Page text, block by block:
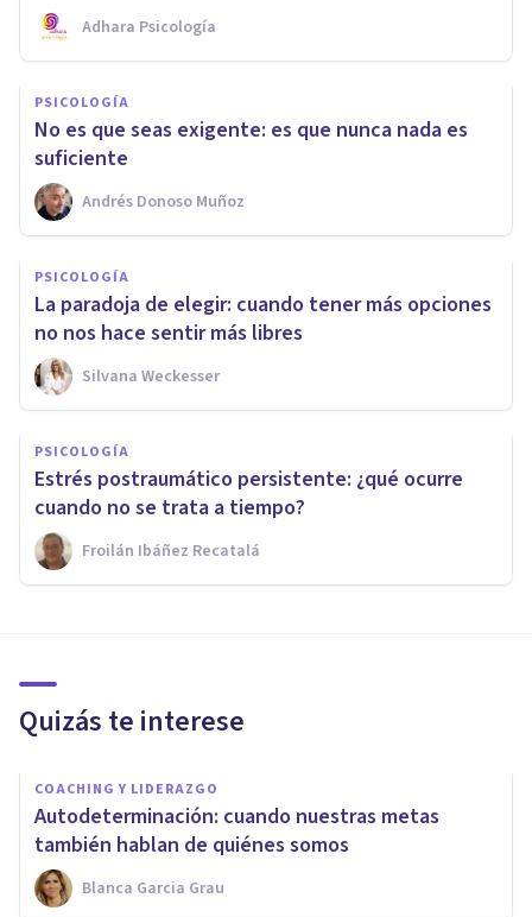
Adhara Psicología
PSICOLOGÍA
No es que seas exigente: es que nunca nada es
suficiente
Andrés Donoso Muñoz
PSICOLOGÍA
La paradoja de elegir: cuando tener más opciones
no nos hace sentir más libres
Silvana Weckesser
PSICOLOGÍA
Estrés postraumático persistente: ¿qué ocurre
cuando no se trata a tiempo?
Froilán Ibáñez Recatalá
Quizás te interese
COACHING Y LIDERAZGO
Autodeterminación: cuando nuestras metas
también hablan de quiénes somos
Blanca Garcia Grau